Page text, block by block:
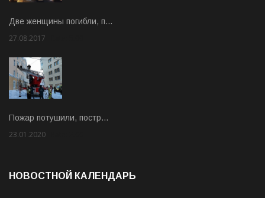
Две женщины погибли, п…
27.08.2017
Пожар потушили, постр…
23.01.2020
НОВОСТНОЙ КАЛЕНДАРЬ